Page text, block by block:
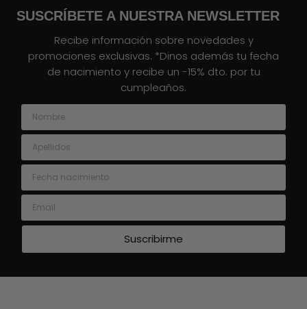
SUSCRÍBETE A NUESTRA NEWSLETTER
Recibe información sobre novedades y
promociones exclusivas. *Dinos además tu fecha
de nacimiento y recibe un -15% dto. por tu
cumpleaños.
Nombre
Apellidos
Fecha nacimiento
Email
Suscribirme